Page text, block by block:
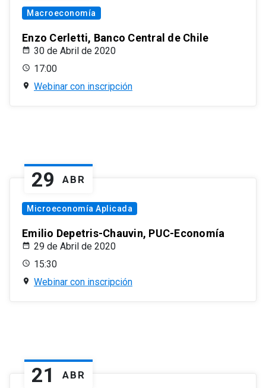
Macroeconomía
Enzo Cerletti, Banco Central de Chile
30 de Abril de 2020
17:00
Webinar con inscripción
29 ABR
Microeconomía Aplicada
Emilio Depetris-Chauvin, PUC-Economía
29 de Abril de 2020
15:30
Webinar con inscripción
21 ABR